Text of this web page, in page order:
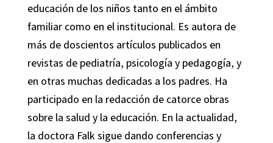
educación de los niños tanto en el ámbito
familiar como en el institucional. Es autora de
más de doscientos artículos publicados en
revistas de pediatría, psicología y pedagogía, y
en otras muchas dedicadas a los padres. Ha
participado en la redacción de catorce obras
sobre la salud y la educación. En la actualidad,
la doctora Falk sigue dando conferencias y